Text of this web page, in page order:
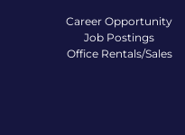
Career Opportunity
Job Postings
Office Rentals/Sales